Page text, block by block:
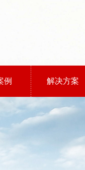
例 解决方案